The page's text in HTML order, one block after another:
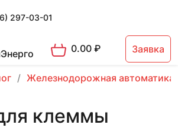
297-03-01
0.00₽ Заявка
Железнодорожная автоматика
клеммы